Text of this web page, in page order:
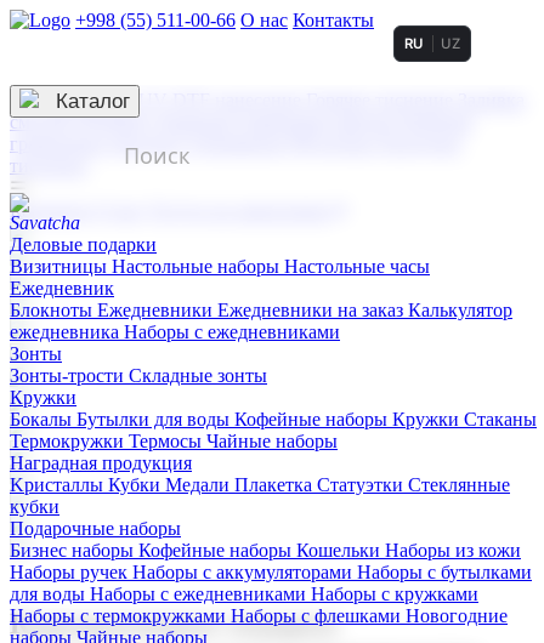
+998 (55) 511-00-66 О нас Контакты
3D гравировка
смолой (Doming)
гравировка твердая
тиснение
RU UZ
☰
Контакты
Каталог
Деловые подарки
Визитницы Настольные наборы Настольные часы
Ежедневник
Блокноты Ежедневники Ежедневники на заказ Калькулятор
ежедневника Наборы с ежедневниками
Зонты
Зонты-трости Складные зонты
Кружки
Бокалы Бутылки для воды Кофейные наборы Кружки Стаканы
Термокружки Термосы Чайные наборы
Наградная продукция
Kристаллы Кубки Медали Плакетка Статуэтки Стеклянные
кубки
Подарочные наборы
Бизнес наборы Кофейные наборы Кошельки Наборы из кожи
Наборы ручек Наборы с аккумуляторами Наборы с бутылками
для воды Наборы с ежедневниками Наборы с кружками
Наборы с термокружками Наборы с флешками Новогодние
наборы Чайные наборы
Корпоративные подарки